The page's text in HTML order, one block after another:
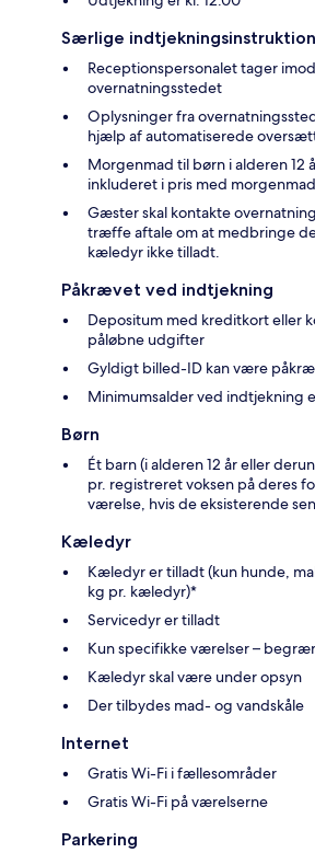
Særlige
Receptionspersonalet tager
overnatningsstedet
Oplysninger fra
hjælp af automatiserede
Morgenmad til børn i alderen 12
inkluderet i pris med
Gæster skal kontakte
træffe aftale om at medbringe
kæledyr ikke tilladt.
Påkrævet ved indtjekning
Depositum med kreditkort eller
påløbne udgifter
Gyldigt billed-ID kan være
Minimumsalder ved indtjekning
Børn
Ét barn (i alderen 12 år eller
pr. registreret voksen på deres
værelse, hvis de eksisterende
Kæledyr
Kæledyr er tilladt (kun hunde,
kg pr. kæledyr)*
Servicedyr er tilladt
Kun specifikke værelser –
Kæledyr skal være under opsyn
Der tilbydes mad- og vandskåle
Internet
Gratis Wi-Fi i fællesområder
Gratis Wi-Fi på værelserne
Parkering